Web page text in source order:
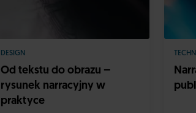
DESIGN
Od tekstu do obrazu –
rysunek narracyjny w
praktyce